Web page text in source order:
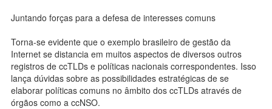
Juntando forças para a defesa de interesses comuns
Torna-se evidente que o exemplo brasileiro de gestão da
Internet se distancia em muitos aspectos de diversos outros
registros de ccTLDs e políticas nacionais correspondentes. Isso
lança dúvidas sobre as possibilidades estratégicas de se
elaborar políticas comuns no âmbito dos ccTLDs através de
órgãos como a ccNSO.